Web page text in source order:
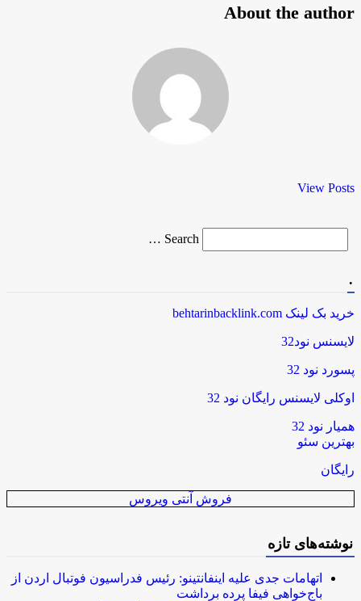
About the author
View Posts
for
Search …
خرید بک لینک behtarinbacklink.com
لایسنس نود32
پسورد نود 32
اوکلی لایسنس رایگان نود 32
همیار نود 32
بهترین سئو
رایگان
فروش آنتی ویروس
نوشته‌های تازه
اتهامات جدی علیه اینفانتینو: رئیس فدراسیون فوتبال اردن از
باج‌خواهی فیفا پرده برداشت